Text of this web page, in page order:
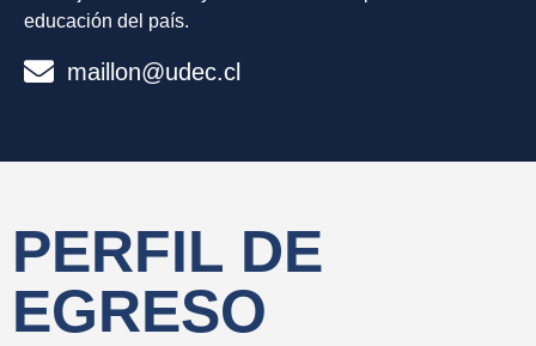
educación del país.
maillon@udec.cl
PERFIL DE
EGRESO